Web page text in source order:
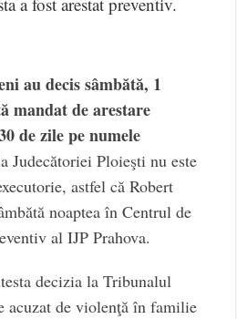
au decis sâmbătă, 1
mandat de arestare
de zile pe numele
Judecătoriei Ploieşti nu este
astfel că Robert
noaptea în Centrul de
al IJP Prahova.
decizia la Tribunalul
acuzat de violenţă în familie